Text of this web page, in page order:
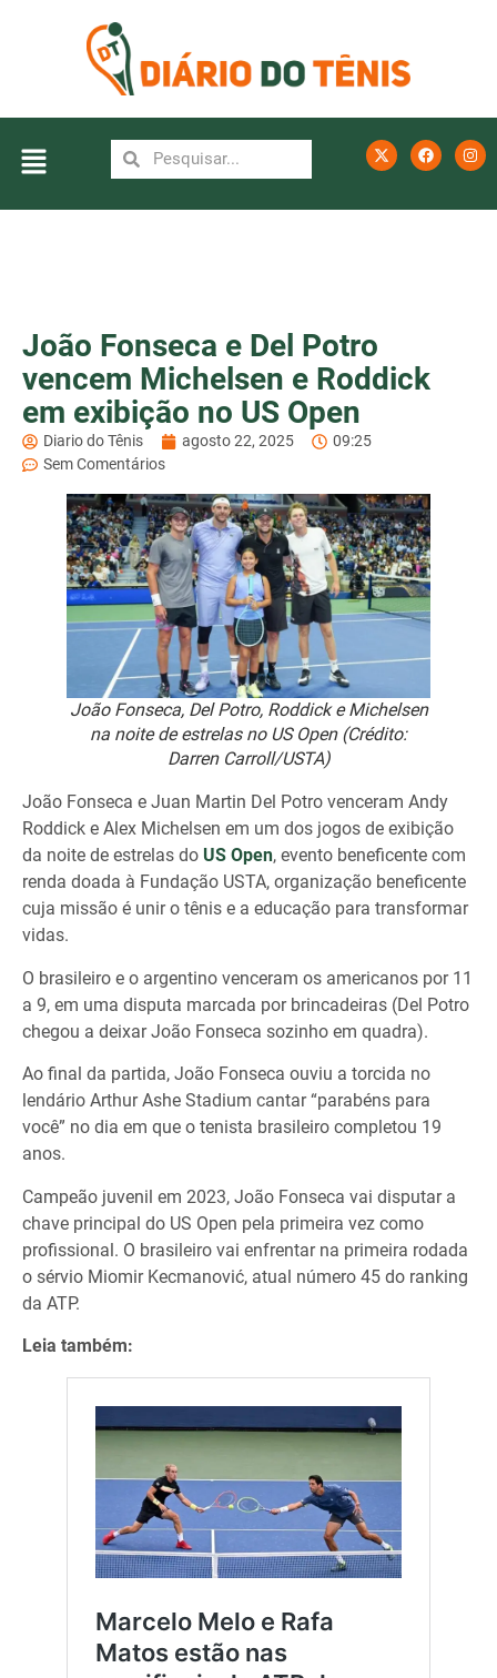
João Fonseca e Del Potro
vencem Michelsen e Roddick
em exibição no US Open
Diario do Tênis agosto 22, 2025
09:25
Sem Comentários
João Fonseca, Del Potro, Roddick e Michelsen
na noite de estrelas no US Open (Crédito:
Darren Carroll/USTA)
João Fonseca e Juan Martin Del Potro venceram Andy
Roddick e Alex Michelsen em um dos jogos de exibição
da noite de estrelas do US Open, evento beneficente com
renda doada à Fundação USTA, organização beneficente
cuja missão é unir o tênis e a educação para transformar
vidas.
O brasileiro e o argentino venceram os americanos por 11
a 9, em uma disputa marcada por brincadeiras (Del Potro
chegou a deixar João Fonseca sozinho em quadra).
Ao final da partida, João Fonseca ouviu a torcida no
lendário Arthur Ashe Stadium cantar “parabéns para
você” no dia em que o tenista brasileiro completou 19
anos.
Campeão juvenil em 2023, João Fonseca vai disputar a
chave principal do US Open pela primeira vez como
profissional. O brasileiro vai enfrentar na primeira rodada
o sérvio Miomir Kecmanović, atual número 45 do ranking
da ATP.
Leia também: